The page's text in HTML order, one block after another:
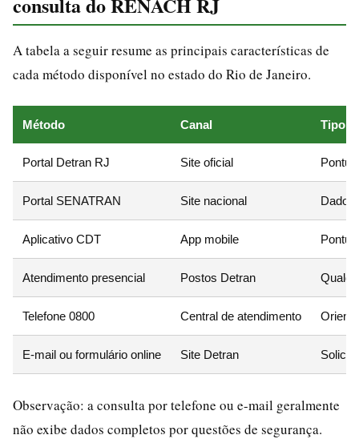
A tabela a seguir resume as principais características de
cada método disponível no estado do Rio de Janeiro.
Método Canal Tipo
Portal Detran RJ Site oficial
Portal SENATRAN Site nacional Dados
Aplicativo CDT App mobile
Atendimento presencial Postos Detran
Telefone 0800 Central de atendimento
E-mail ou formulário online Site Detran
Observação: a consulta por telefone ou e-mail geralmente
não exibe dados completos por questões de segurança.